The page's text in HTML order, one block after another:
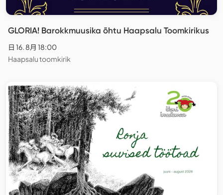
GLORIA! Barokkmuusika õhtu Haapsalu Toomkirikus
日 16. 8月 18:00
Haapsalu toomkirik